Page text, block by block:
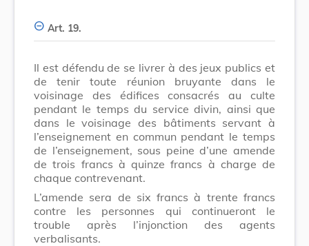
Art. 19.
Il est défendu de se livrer à des jeux publics et
de tenir toute réunion bruyante dans le
voisinage des édifices consacrés au culte
pendant le temps du service divin, ainsi que
dans le voisinage des bâtiments servant à
l’enseignement en commun pendant le temps
de l’enseignement, sous peine d’une amende
de trois francs à quinze francs à charge de
chaque contrevenant.
L’amende sera de six francs à trente francs
contre les personnes qui continueront le
trouble après l’injonction des agents
verbalisants.